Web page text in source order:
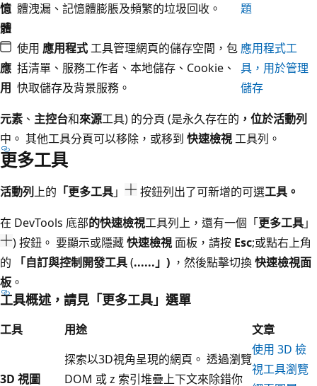
憶
體
體洩漏、記憶體膨脹及頻繁的垃圾回收。
題
應
用
使用 應用程式工具管理網頁的儲存空間，包
括清單、服務工作者、本地儲存、Cookie、
快取儲存及背景服務。
應用程式工
具，用於管理
儲存
元素 、 主控台和來源工具) 的分頁 (是永久存在的 ，位於活動列
中。 其他工具分頁可以移除，或移到 快速檢視工具列。
更多工具
活動列 上的 「更多工具」 按鈕列出了可新增的可選工具。
在 DevTools 底部的快速檢視工具列上，還有一個「更多工具」
) 按鈕。 要顯示或隱藏快速檢視 面板，請按 Esc;或點右上角
的
「自訂與控制開發工具(......」) ，然後點擊切換快速檢視面
板 。
工具概述，請見「更多工具」選單
工具 用途 文章
3D 視圖
探索以3D視角呈現的網頁。 透過瀏覽
DOM 或 z 索引堆疊上下文來除錯你
使用 3D 檢
視工具瀏覽